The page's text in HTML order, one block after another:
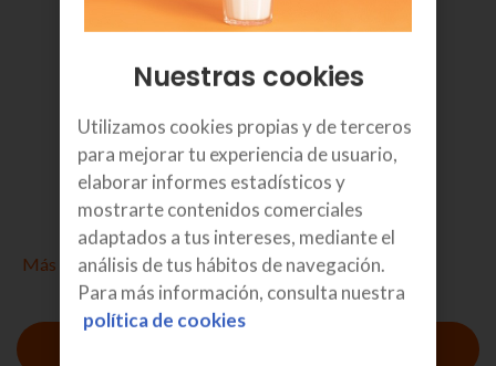
10€/mes
IVA incl.
por 48 meses
Más detalles
Nuestras cookies
Utilizamos cookies propias y de terceros
para mejorar tu experiencia de usuario,
elaborar informes estadísticos y
mostrarte contenidos comerciales
adaptados a tus intereses, mediante el
análisis de tus hábitos de navegación.
Para más información, consulta nuestra
política de cookies